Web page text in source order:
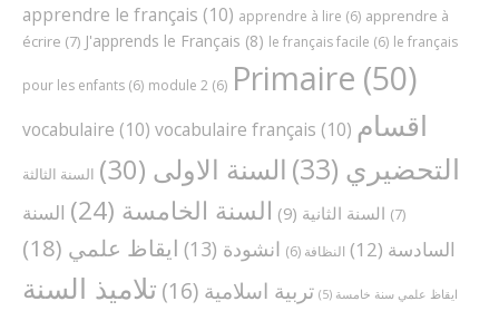
apprendre le français (10) apprendre à lire (6) apprendre à
écrire (7) J'apprends le Français (8) le français facile (6) le français
pour les enfants (6) module 2 (6) Primaire (50)
vocabulaire (10) vocabulaire français (10) اقسام
التحضيري (33) السنة الاولى (30)
السنة الثالثة
(7)
السنة الثانية (9) السنة الخامسة (24)
السنة
السادسة (12) النظافة (6) انشودة (13) ايقاظ علمي (18)
ايقاظ علمي سنة خامسة (5) تربية اسلامية (16)
تلاميذ السنة